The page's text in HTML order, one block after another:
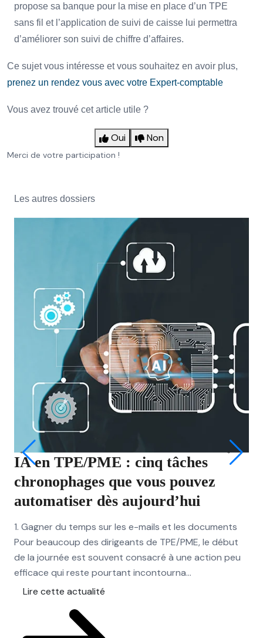
propose sa banque pour la mise en place d’un TPE
sans fil et l’application de suivi de caisse lui permettra
d’améliorer son suivi de chiffre d’affaires.
Ce sujet vous intéresse et vous souhaitez en avoir plus,
prenez un rendez vous avec votre Expert-comptable
Vous avez trouvé cet article utile ?
Oui Non
Merci de votre participation !
Les autres dossiers
IA en TPE/PME : cinq tâches
chronophages que vous pouvez
automatiser dès aujourd’hui
1. Gagner du temps sur les e-mails et les documents
Pour beaucoup des dirigeants de TPE/PME, le début
de la journée est souvent consacré à une action peu
efficace qui reste pourtant incontourna...
Lire cette actualité